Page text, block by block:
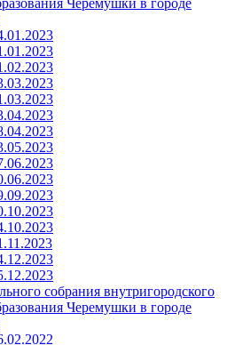
Черемушки в городе
собрания внутригородского
Черемушки в городе